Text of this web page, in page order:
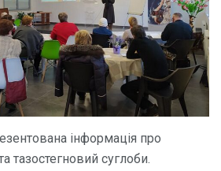
інформація про
тазостегновий суглоби.